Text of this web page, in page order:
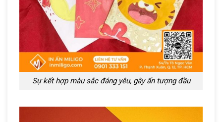
Sự kết hợp màu sắc đáng yêu, gây ấn tượng đầu